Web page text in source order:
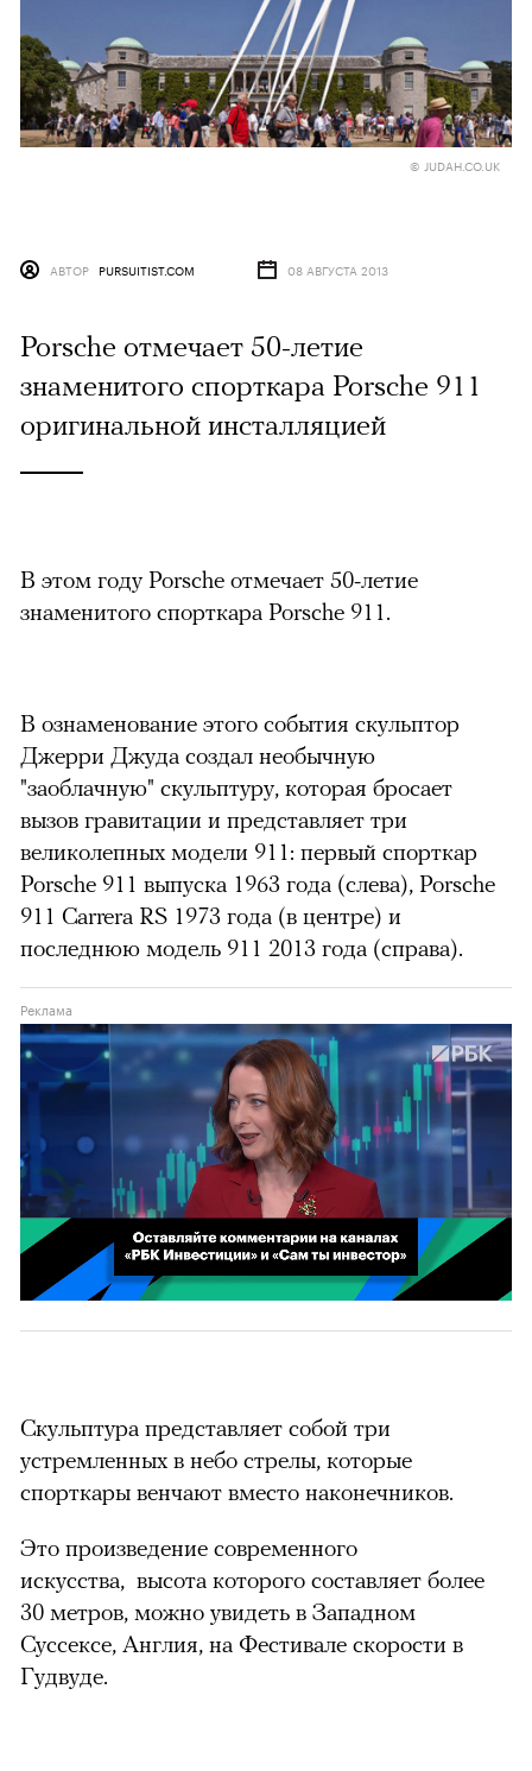
© JUDAH.CO.UK
АВТОР PURSUITIST.COM 08 АВГУСТА 2013
Porsche отмечает 50-летие
знаменитого спорткара Porsche 911
оригинальной инсталляцией
В этом году Porsche отмечает 50-летие
знаменитого спорткара Porsche 911.
В ознаменование этого события скульптор
Джерри Джуда создал необычную
"заоблачную" скульптуру, которая бросает
вызов гравитации и представляет три
великолепных модели 911: первый спорткар
Porsche 911 выпуска 1963 года (слева), Porsche
911 Carrera RS 1973 года (в центре) и
последнюю модель 911 2013 года (справа).
Реклама 00:00
00:02/02:03
можно через
Скульптура представляет собой три
устремленных в небо стрелы, которые
спорткары венчают вместо наконечников.
Это произведение современного
искусства, высота которого составляет более
30 метров, можно увидеть в Западном
Суссексе, Англия, на Фестивале скорости в
Гудвуде.